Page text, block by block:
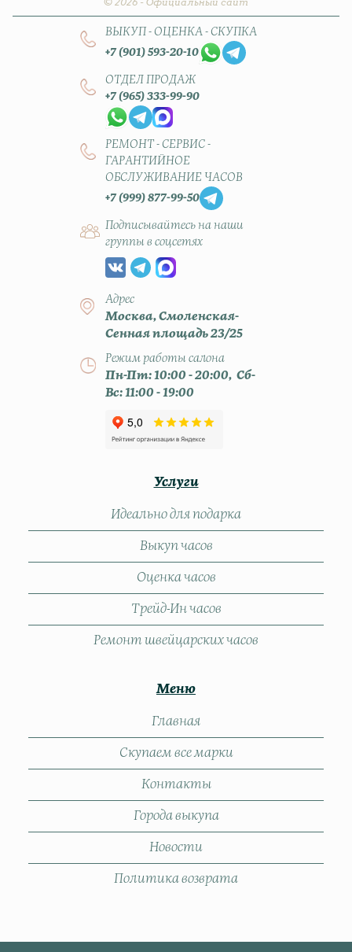
ВЫКУП - ОЦЕНКА - СКУПКА
+7 (901) 593-20-10
ОТДЕЛ ПРОДАЖ
+7 (965) 333-99-90
РЕМОНТ - СЕРВИС -
ГАРАНТИЙНОЕ
ОБСЛУЖИВАНИЕ ЧАСОВ
+7 (999) 877-99-50
Подписывайтесь на наши
группы в соцсетях
Адрес
Москва, Смоленская-
Сенная площадь 23/25
Режим работы салона
Пн-Пт: 10:00 - 20:00, Сб-
Вс: 11:00 - 19:00
Услуги
Идеально для подарка
Выкуп часов
Оценка часов
Трейд-Ин часов
Ремонт швейцарских часов
Меню
Главная
Скупаем все марки
Контакты
Города выкупа
Новости
Политика возврата